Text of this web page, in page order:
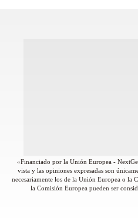
«Financiado por la Unión Europea -
vista y las opiniones expresadas son
necesariamente los de la Unión Europea o
la Comisión Europea pueden ser